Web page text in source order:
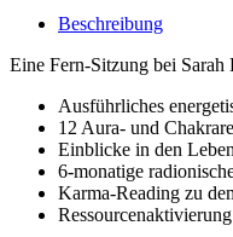
Beschreibung
Eine Fern-Sitzung bei Sarah
Ausführliches
12 Aura- und
Einblicke in den
6-monatige
Karma-Reading zu
Ressourcenaktivierung